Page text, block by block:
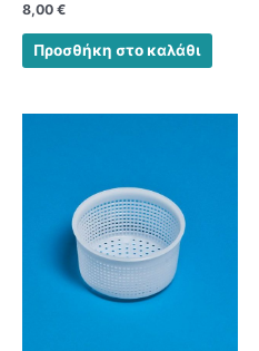
8,00 €
Προσθήκη στο καλάθι